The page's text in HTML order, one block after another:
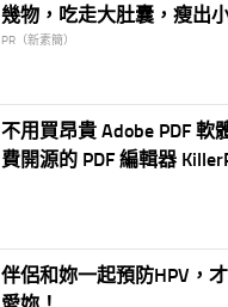
幾物，吃走大肚囊，瘦出
PR（新素簡）
不用買昂貴 Adobe PDF 軟
費開源的 PDF 編輯器
伴侶和妳一起預防HPV，